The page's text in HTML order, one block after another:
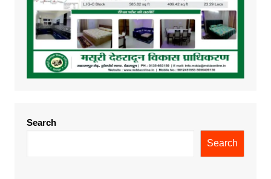
Search
Search